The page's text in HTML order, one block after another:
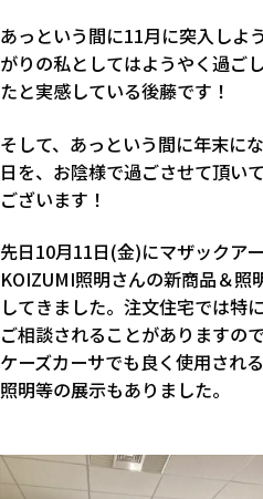
あっという間に11月に突入しよ
がりの私としてはようやく過ご
たと実感している後藤です！
そして、あっという間に年末に
日を、お陰様で過ごさせて頂い
ございます！
先日10月11日(金)にマザックア
KOIZUMI照明さんの新商品＆照
してきました。注文住宅では特
ご相談されることがありますの
ケーズカーサでも良く使用され
照明等の展示もありました。